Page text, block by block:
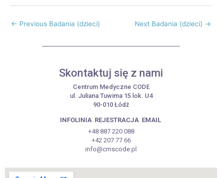
← Previous Badania (dzieci) Next Badania (dzieci) →
Skontaktuj się z nami
Centrum Medyczne CODE
ul. Juliana Tuwima 15 lok. U4
90-010 Łódź
INFOLINIA REJESTRACJA EMAIL
+48 887 220 088
+42 207 77 66
info@cmscode.pl